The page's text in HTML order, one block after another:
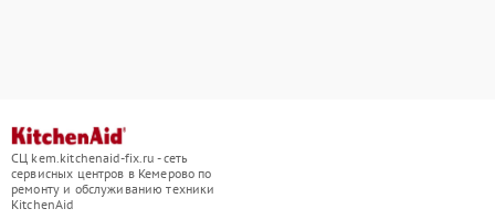
СЦ kem.kitchenaid-fix.ru - сеть
сервисных центров в Кемерово по
ремонту и обслуживанию техники
KitchenAid